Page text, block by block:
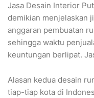
Jasa Desain Interior
demikian menjelaskan
anggaran pembuatan
sehingga waktu
keuntungan berlipat.
Alasan kedua desain
tiap-tiap kota di